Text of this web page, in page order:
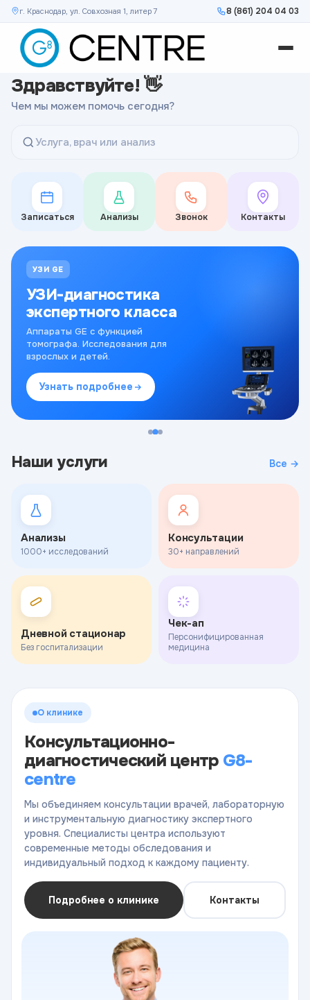
г. Краснодар, ул. Совхозная 1, литер 7 8 (861) 204 04 03
Здравствуйте! 👋
Чем мы можем помочь сегодня?
Услуга, врач или анализ
Записаться Анализы Звонок Контакты
УЗИ GE
УЗИ-диагностика
экспертного класса
Аппараты GE с функцией
томографа. Исследования для
взрослых и детей.
Узнать подробнее
Наши услуги Все →
Анализы
1000+ исследований
Консультации
30+ направлений
Дневной стационар
Без госпитализации
Чек-ап
Персонифицированная
медицина
О клинике
Консультационно-
диагностический центр G8-
centre
Мы объединяем консультации врачей, лабораторную
и инструментальную диагностику экспертного
уровня. Специалисты центра используют
современные методы обследования и
индивидуальный подход к каждому пациенту.
Подробнее о клинике Контакты